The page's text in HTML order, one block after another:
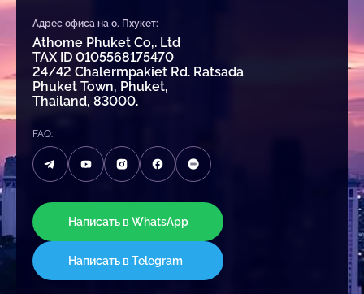
Адрес офиса на о. Пхукет:
Athome Phuket Co,. Ltd
TAX ID 0105568175470
24/42 Chalermpakiet Rd. Ratsada
Phuket Town, Phuket,
Thailand, 83000.
FAQ:
Написать в WhatsApp
Написать в Telegram